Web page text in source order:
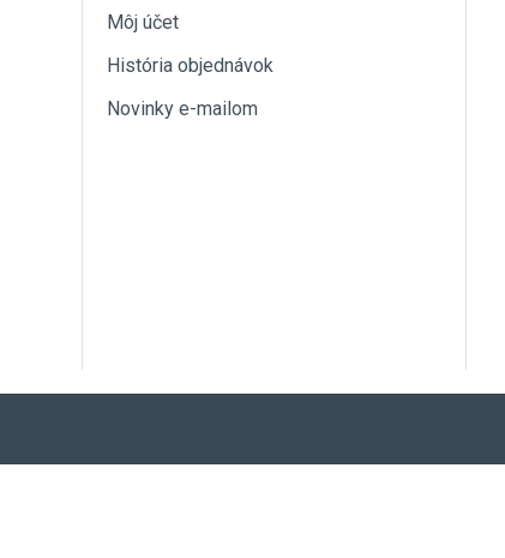
Môj účet
História objednávok
Novinky e-mailom